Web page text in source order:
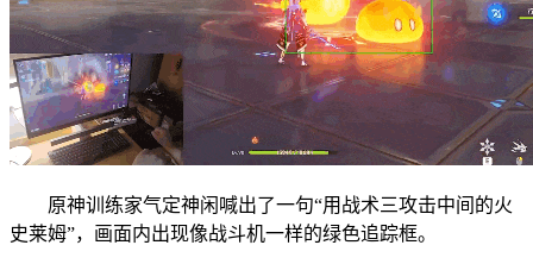
原神训练家气定神闲喊出了一句“用战术三攻击中间的火
史莱姆”，画面内出现像战斗机一样的绿色追踪框。